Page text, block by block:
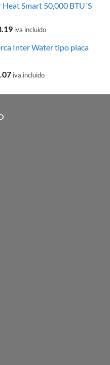
es:
Smart 50,000 BTU´S
El
actual
$29,103.19.
iva incluido
Inter Water tipo placa
Rango
precios:
iva incluido